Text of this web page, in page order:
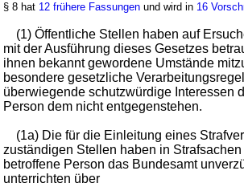
§ 8 hat 12 frühere Fassungen und wird in 16
(1) Öffentliche Stellen haben auf
mit der Ausführung dieses Gesetzes
ihnen bekannt gewordene Umstände
besondere gesetzliche
überwiegende schutzwürdige Interessen
Person dem nicht entgegenstehen.
(1a) Die für die Einleitung eines
zuständigen Stellen haben in
betroffene Person das Bundesamt
unterrichten über